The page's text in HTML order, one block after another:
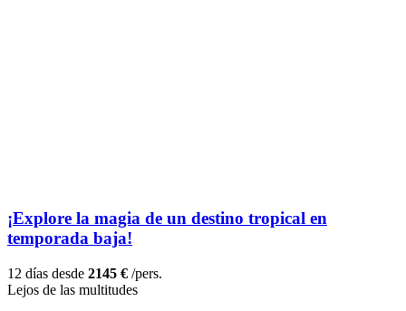
¡Explore la magia de un destino tropical en
temporada baja!
12 días desde 2145 € /pers.
Lejos de las multitudes